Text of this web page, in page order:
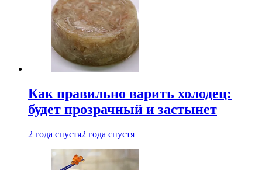
Как правильно варить холодец:
будет прозрачный и застынет
2 года спустя2 года спустя